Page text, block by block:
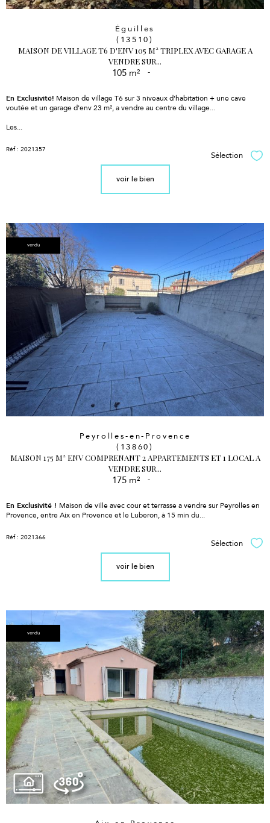
Éguilles
(13510)
MAISON DE VILLAGE T6 D'ENV 105 M² TRIPLEX AVEC GARAGE A
VENDRE SUR...
105 m² -
En Exclusivité! Maison de village T6 sur 3 niveaux d'habitation + une cave
voutée et un garage d'env 23 m², a vendre au centre du village...
Les...
Réf : 2021357
Sélection
voir le bien
vendu
Peyrolles-en-Provence
(13860)
MAISON 175 M² ENV COMPRENANT 2 APPARTEMENTS ET 1 LOCAL A
VENDRE SUR...
175 m² -
En Exclusivité ! Maison de ville avec cour et terrasse a vendre sur Peyrolles en
Provence, entre Aix en Provence et le Luberon, à 15 min du...
Réf : 2021366
Sélection
voir le bien
vendu